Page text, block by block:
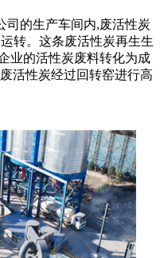
司的生产车间内,废活性炭
转。这条废活性炭再生生
业的活性炭废料转化为成
活性炭经过回转窑进行高